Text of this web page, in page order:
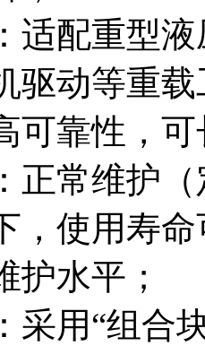
适配重型
驱动等重
可靠性，
正常维护
，使用寿
护水平；
采用“组合